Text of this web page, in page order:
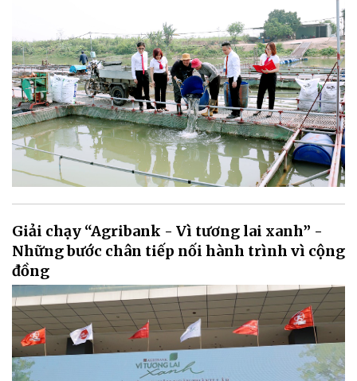
Giải chạy “Agribank - Vì tương lai xanh” -
Những bước chân tiếp nối hành trình vì cộng
đồng